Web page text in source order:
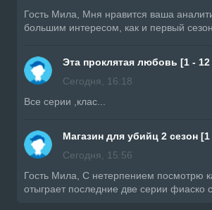
Гость Мила, Мня нравится ваша
большим интересом, как и первый
Эта проклятая любовь [1 - 12
Сегодня, 16:18
Все серии ,клас...
Магазин для убийц 2 сезон
Сегодня, 15:56
Гость Мила, С нетерпением посмотрю
отыграет последние две серии фиаско